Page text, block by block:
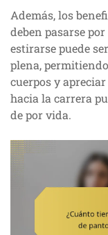
Además, los
deben pasarse
estirarse puede
plena,
cuerpos y
hacia la carrera
de por vida.